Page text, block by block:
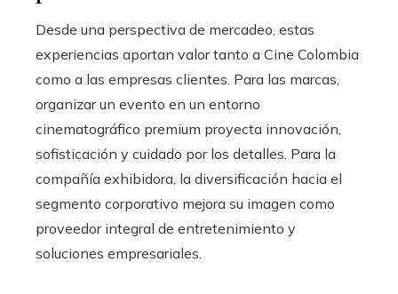
Desde una perspectiva de mercadeo, estas
experiencias aportan valor tanto a Cine Colombia
como a las empresas clientes. Para las marcas,
organizar un evento en un entorno
cinematográfico premium proyecta innovación,
sofisticación y cuidado por los detalles. Para la
compañía exhibidora, la diversificación hacia el
segmento corporativo mejora su imagen como
proveedor integral de entretenimiento y
soluciones empresariales.